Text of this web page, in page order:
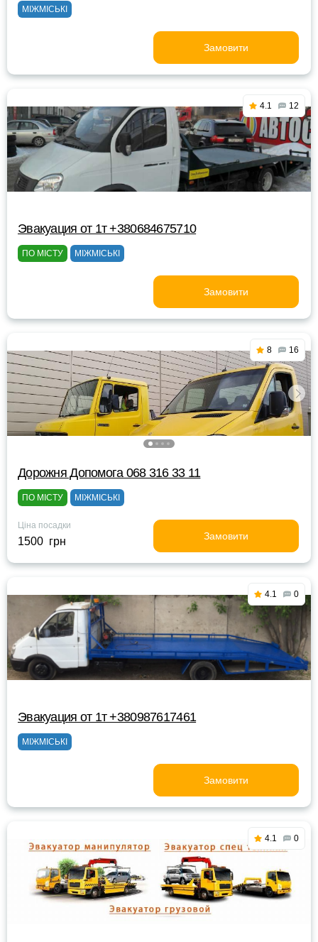
МІЖМІСЬКІ
Замовити
4.1 12
Эвакуация от 1т +380684675710
ПО МІСТУ МІЖМІСЬКІ
Замовити
8 16
Дорожня Допомога 068 316 33 11
ПО МІСТУ МІЖМІСЬКІ
Ціна посадки
1500 грн Замовити
4.1 0
Эвакуация от 1т +380987617461
МІЖМІСЬКІ
Замовити
4.1 0